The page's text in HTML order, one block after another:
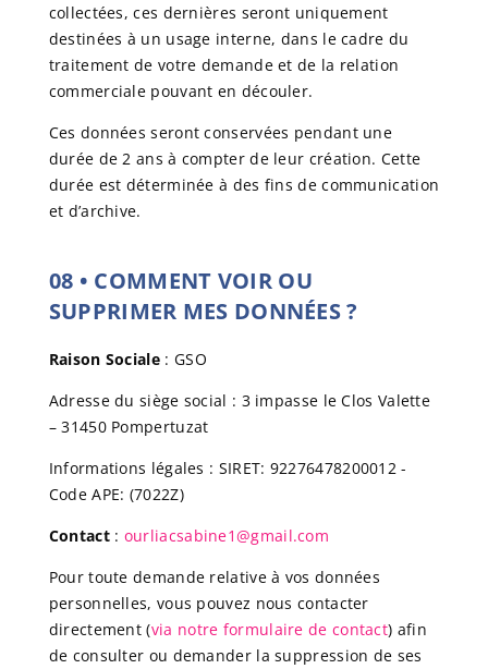
collectées, ces dernières seront uniquement
destinées à un usage interne, dans le cadre du
traitement de votre demande et de la relation
commerciale pouvant en découler.
Ces données seront conservées pendant une
durée de 2 ans à compter de leur création. Cette
durée est déterminée à des fins de communication
et d’archive.
08 • COMMENT VOIR OU
SUPPRIMER MES DONNÉES ?
Raison Sociale : GSO
Adresse du siège social : 3 impasse le Clos Valette
– 31450 Pompertuzat
Informations légales : SIRET: 92276478200012 -
Code APE: (7022Z)
Contact: ourliacsabine1@gmail.com
Pour toute demande relative à vos données
personnelles, vous pouvez nous contacter
directement (via notre formulaire de contact) afin
de consulter ou demander la suppression de ses